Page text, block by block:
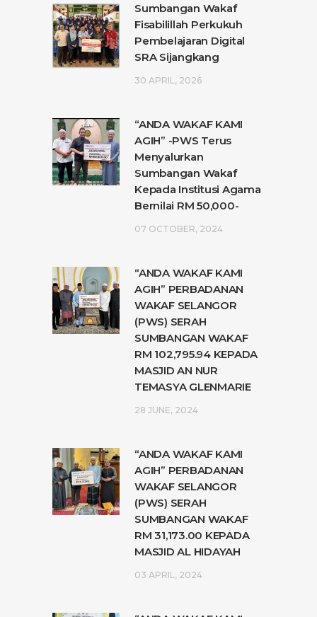
Sumbangan Wakaf
Fisabilillah Perkukuh
Pembelajaran Digital
SRA Sijangkang
30 APRIL, 2026
“ANDA WAKAF KAMI
AGIH” -PWS Terus
Menyalurkan
Sumbangan Wakaf
Kepada Institusi Agama
Bernilai RM 50,000-
07 OCTOBER, 2024
“ANDA WAKAF KAMI
AGIH” PERBADANAN
WAKAF SELANGOR
(PWS) SERAH
SUMBANGAN WAKAF
RM 102,795.94 KEPADA
MASJID AN NUR
TEMASYA GLENMARIE
28 JUNE, 2024
“ANDA WAKAF KAMI
AGIH” PERBADANAN
WAKAF SELANGOR
(PWS) SERAH
SUMBANGAN WAKAF
RM 31,173.00 KEPADA
MASJID AL HIDAYAH
03 APRIL, 2024